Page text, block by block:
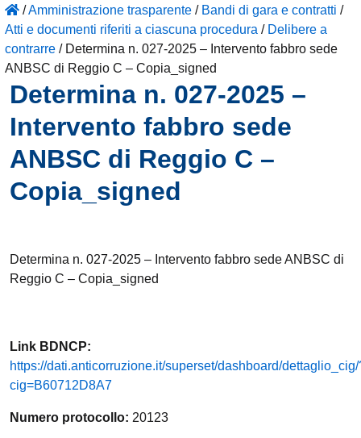
/Amministrazione trasparente / Bandi di gara e contratti /
Atti e documenti riferiti a ciascuna procedura / Delibere a
contrarre / Determina n. 027-2025 – Intervento fabbro sede
ANBSC di Reggio C – Copia_signed
Determina n. 027-2025 –
Intervento fabbro sede
ANBSC di Reggio C –
Copia_signed
Determina n. 027-2025 – Intervento fabbro sede ANBSC di
Reggio C – Copia_signed
Link BDNCP:
https://dati.anticorruzione.it/superset/dashboard/dettaglio_cig/
cig=B60712D8A7
Numero protocollo: 20123